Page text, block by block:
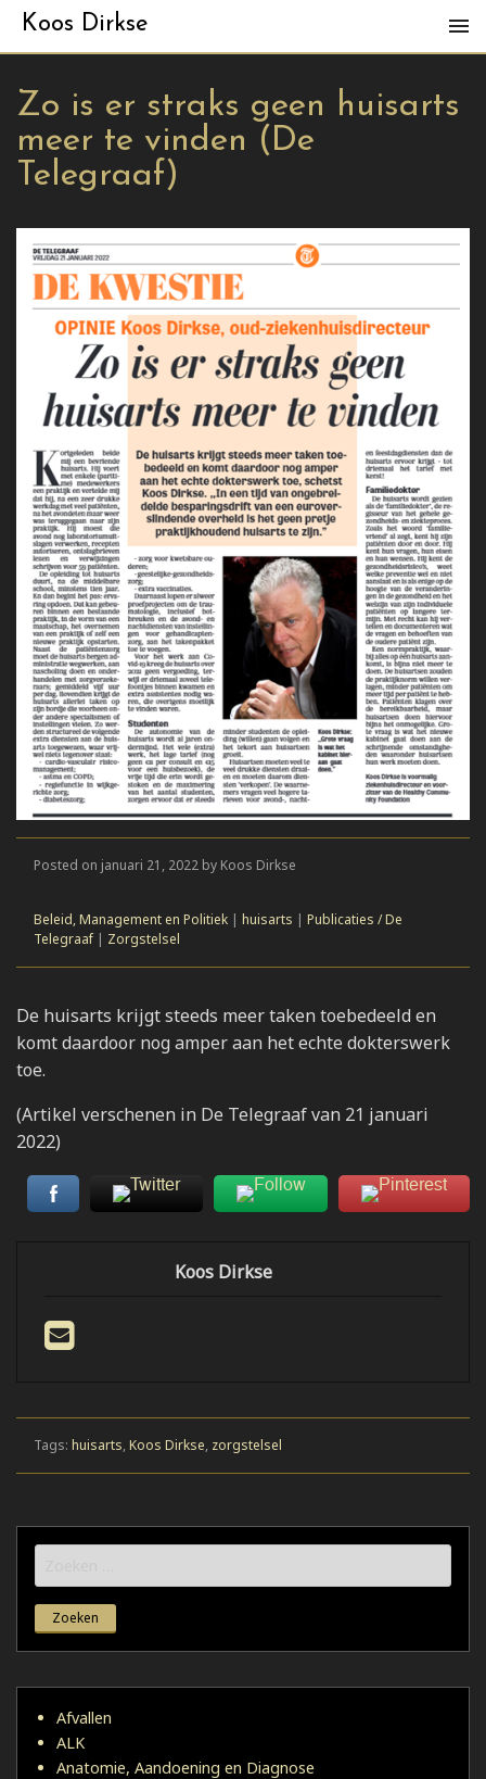
Koos Dirkse
Zo is er straks geen huisarts
meer te vinden (De
Telegraaf)
Posted on januari 21, 2022 by Koos Dirkse
Beleid, Management en Politiek | huisarts | Publicaties / De
Telegraaf | Zorgstelsel
De huisarts krijgt steeds meer taken toebedeeld en
komt daardoor nog amper aan het echte dokterswerk
toe.
(Artikel verschenen in De Telegraaf van 21 januari
2022)
Koos Dirkse
Tags: huisarts, Koos Dirkse, zorgstelsel
naar:
Afvallen
ALK
Anatomie, Aandoening en Diagnose